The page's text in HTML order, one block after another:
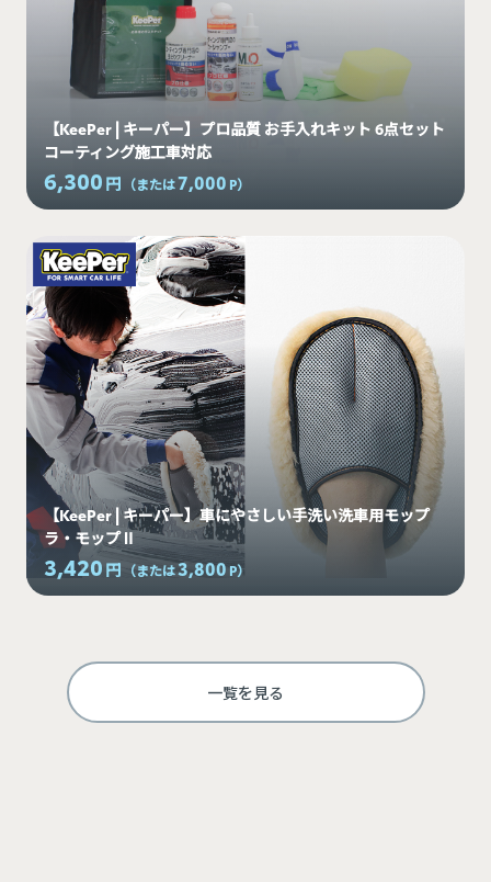
【KeePer | キーパー】プロ品質 お手入れキット 6点セット
コーティング施工車対応
6,300 円 （または7,000 P）
【KeePer | キーパー】車にやさしい手洗い洗車用モップ
ラ・モップⅡ
3,420 円 （または3,800P）
一覧を見る